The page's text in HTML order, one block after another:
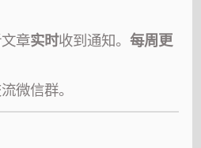
章实时收到通知。每周更
微信群。